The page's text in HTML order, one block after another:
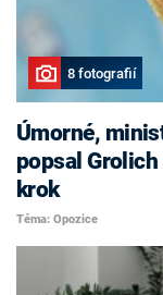
8 fotografií
Úmorné,
popsal
krok
Téma: Opozice